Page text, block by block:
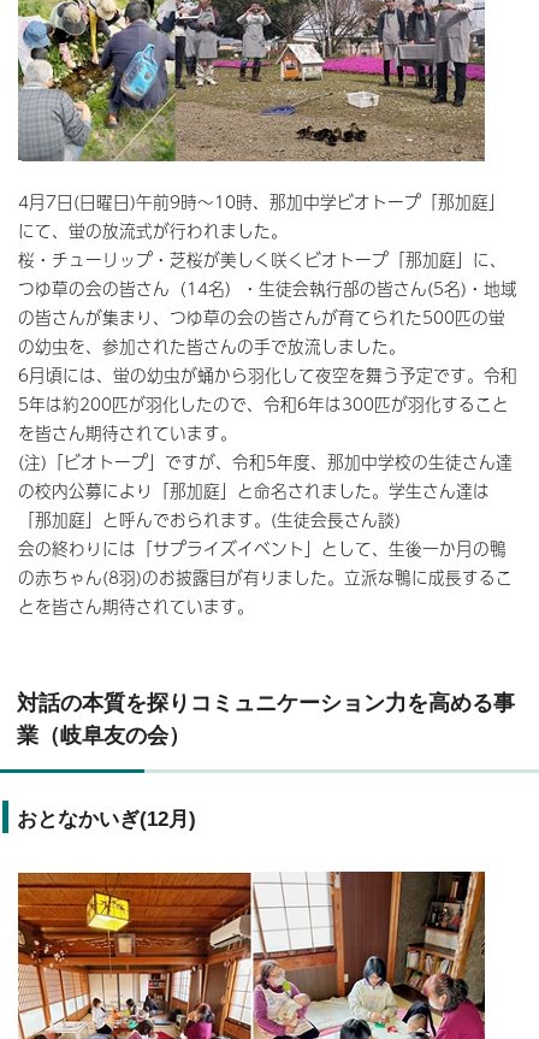
4月7日(日曜日)午前9時～10時、那加中学ビオトープ「那加庭」
にて、蛍の放流式が行われました。
桜・チューリップ・芝桜が美しく咲くビオトープ「那加庭」に、
つゆ草の会の皆さん（14名）・生徒会執行部の皆さん(5名)・地域
の皆さんが集まり、つゆ草の会の皆さんが育てられた500匹の蛍
の幼虫を、参加された皆さんの手で放流しました。
6月頃には、蛍の幼虫が蛹から羽化して夜空を舞う予定です。令和
5年は約200匹が羽化したので、令和6年は300匹が羽化すること
を皆さん期待されています。
(注)「ビオトープ」ですが、令和5年度、那加中学校の生徒さん達
の校内公募により「那加庭」と命名されました。学生さん達は
「那加庭」と呼んでおられます。(生徒会長さん談)
会の終わりには「サプライズイベント」として、生後一か月の鴨
の赤ちゃん(8羽)のお披露目が有りました。立派な鴨に成長するこ
とを皆さん期待されています。
対話の本質を探りコミュニケーション力を高める事
業（岐阜友の会）
おとなかいぎ(12月)